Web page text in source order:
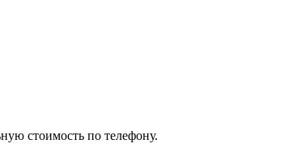
стоимость по телефону.